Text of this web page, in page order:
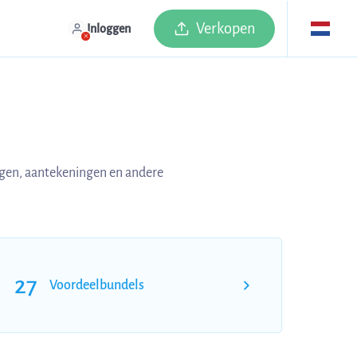
Inloggen Verkopen
aantekeningen en andere
27 Voordeelbundels